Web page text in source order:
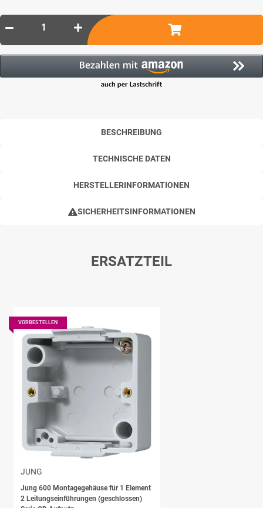
BESCHREIBUNG
TECHNISCHE DATEN
HERSTELLERINFORMATIONEN
SICHERHEITSINFORMATIONEN
ERSATZTEIL
VORBESTELLEN
JUNG
Jung 600 Montagegehäuse für 1 Element
2 Leitungseinführungen (geschlossen)